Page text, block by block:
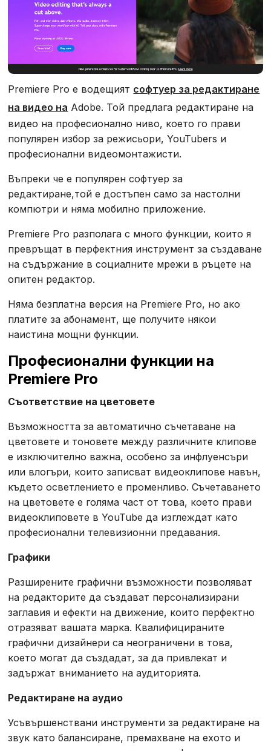
Premiere Pro е водещият софтуер за редактиране
на видео на Adobe. Той предлага редактиране на
видео на професионално ниво, което го прави
популярен избор за режисьори, YouTubers и
професионални видеомонтажисти.
Въпреки че е популярен софтуер за
редактиране,той е достъпен само за настолни
компютри и няма мобилно приложение.
Premiere Pro разполага с много функции, които я
превръщат в перфектния инструмент за създаване
на съдържание в социалните мрежи в ръцете на
опитен редактор.
Няма безплатна версия на Premiere Pro, но ако
платите за абонамент, ще получите някои
наистина мощни функции.
Професионални функции на
Premiere Pro
Съответствие на цветовете
Възможността за автоматично съчетаване на
цветовете и тоновете между различните клипове
е изключително важна, особено за инфлуенсъри
или влогъри, които записват видеоклипове навън,
където осветлението е променливо. Съчетаването
на цветовете е голяма част от това, което прави
видеоклиповете в YouTube да изглеждат като
професионални телевизионни предавания.
Графики
Разширените графични възможности позволяват
на редакторите да създават персонализирани
заглавия и ефекти на движение, които перфектно
отразяват вашата марка. Квалифицираните
графични дизайнери са неограничени в това,
което могат да създадат, за да привлекат и
задържат вниманието на аудиторията.
Редактиране на аудио
Усъвършенствани инструменти за редактиране на
звук като балансиране, премахване на ехото и